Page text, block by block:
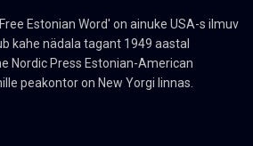
Estonian Word' on ainuke USA-s ilmuv
kahe nädala tagant 1949 aastal
Nordic Press Estonian-American
peakontor on New Yorgi linnas.